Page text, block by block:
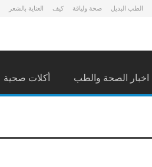
الطب البديل صحة ولياقة كيف العناية بالشعر
اخبار الصحة والطب أكلات صحية